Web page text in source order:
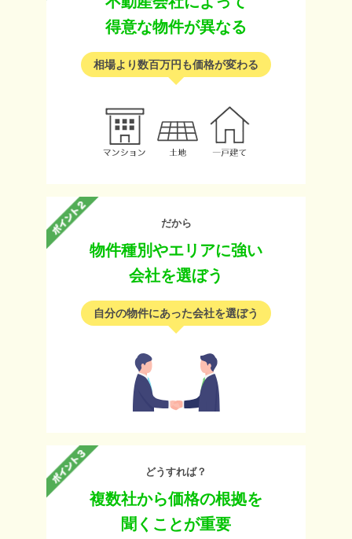
得意な物件が異なる
相場より数百万円も価格が変わる
だから
物件種別やエリアに強い
会社を選ぼう
自分の物件にあった会社を選ぼう
どうすれば？
複数社から価格の根拠を
聞くことが重要